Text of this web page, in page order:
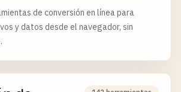
de conversión en línea para
y datos desde el navegador, sin